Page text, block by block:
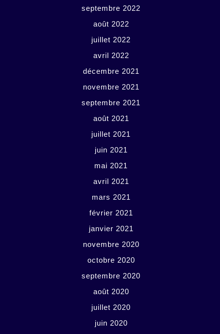
septembre 2022
août 2022
juillet 2022
avril 2022
décembre 2021
novembre 2021
septembre 2021
août 2021
juillet 2021
juin 2021
mai 2021
avril 2021
mars 2021
février 2021
janvier 2021
novembre 2020
octobre 2020
septembre 2020
août 2020
juillet 2020
juin 2020